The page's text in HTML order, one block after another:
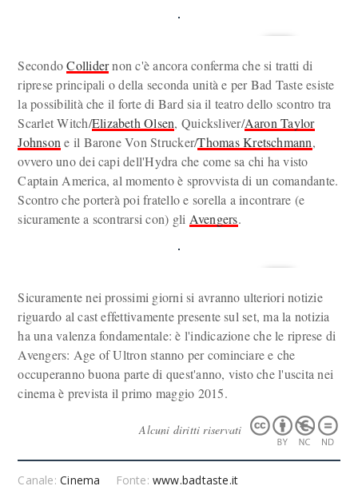
SecondoCollidernon c'è ancora conferma che si tratti di
riprese principali o della seconda unità e per Bad Taste esiste
la possibilità che il forte di Bard sia il teatro dello scontro tra
Scarlet Witch/Elizabeth Olsen, Quicksliver/Aaron Taylor
Johnson e il Barone Von Strucker/Thomas Kretschmann,
ovvero uno dei capi dell'Hydra che come sa chi ha visto
Captain America, al momento è sprovvista di un comandante.
Scontro che porterà poi fratello e sorella a incontrare (e
sicuramente a scontrarsi con) gli Avengers.
Sicuramente nei prossimi giorni si avranno ulteriori notizie
riguardo al cast effettivamente presente sul set, ma la notizia
ha una valenza fondamentale: è l'indicazione che le riprese di
Avengers: Age of Ultron stanno per cominciare e che
occuperanno buona parte di quest'anno, visto che l'uscita nei
cinema è prevista il primo maggio 2015.
Alcuni diritti riservati
Canale:Cinema Fonte:www.badtaste.it